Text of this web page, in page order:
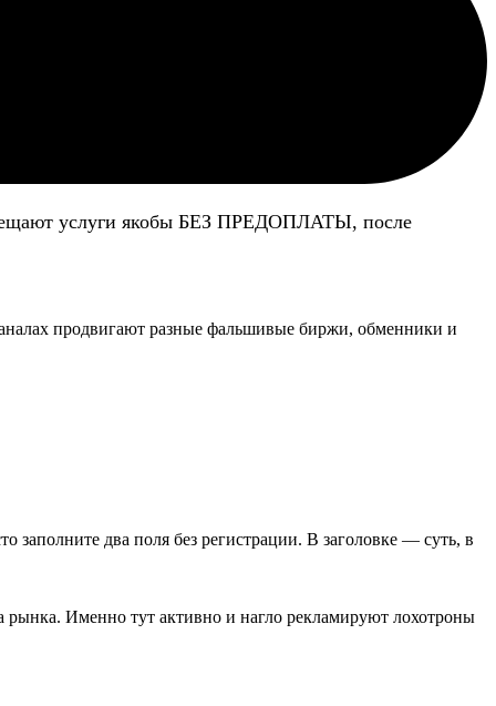
услуги якобы БЕЗ ПРЕДОПЛАТЫ, после
продвигают разные фальшивые биржи, обменники и
заполните два поля без регистрации. В заголовке — суть, в
рынка. Именно тут активно и нагло рекламируют лохотроны